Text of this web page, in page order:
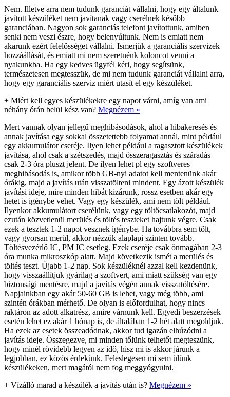
Nem. Illetve arra nem tudunk garanciát vállalni, hogy egy általunk
javított készüléket nem javítanak vagy cserélnek később
garanciában. Nagyon sok garanciás telefont javítottunk, amiben
senki nem veszi észre, hogy belenyúltunk. Nem is emiatt nem
akarunk ezért felelősséget vállalni. Ismerjük a garanciális szervizek
hozzáállását, és emiatt mi nem szeretnénk koloncot venni a
nyakunkba. Ha egy kedves ügyfél kéri, hogy segítsünk,
természetesen megtesszük, de mi nem tudunk garanciát vállalni arra,
hogy egy garanciális szerviz miért utasít el egy készüléket.
+ Miért kell egyes készülékekre egy napot várni, amíg van ami
néhány órán belül kész van? Megnézem »
Mert vannak olyan jellegű meghibásodások, ahol a hibakeresés és
annak javítása egy sokkal összetettebb folyamat annál, mint például
egy akkumulátor cseréje. Ilyen lehet például a ragasztott készülékek
javítása, ahol csak a szétszedés, majd összeragasztás és száradás
csak 2-3 óra pluszt jelent. De ilyen lehet pl egy szoftveres
meghibásodás is, amikor több GB-nyi adatot kell mentenünk akár
órákig, majd a javítás után visszatölteni mindent. Egy ázott készülék
javítási ideje, mire minden hibát kizárunk, rossz esetben akár egy
hetet is igénybe vehet. Vagy egy készülék, ami nem tölt például.
Ilyenkor akkumulátort cserélünk, vagy egy töltőcsatlakozót, majd
ezután közvetlenül merülés és töltés teszteket hajtunk végre. Csak
ezek a tesztek 1-2 napot vesznek igénybe. Ha továbbra sem tölt,
vagy gyorsan merül, akkor nézzük alaplapi szinten tovább.
Töltésvezérlő IC, PM IC esetleg. Ezek cseréje csak önmagában 2-3
óra munka mikroszkóp alatt. Majd következik ismét a merülés és
töltés teszt. Újabb 1-2 nap. Sok készüléknél azzal kell kezdenünk,
hogy visszaállítjuk gyárilag a szoftvert, ami miatt szükség van egy
biztonsági mentésre, majd a javítás végén annak visszatöltésére.
Napjainkban egy akár 50-60 GB is lehet, vagy még több, ami
szintén órákban mérhető. De olyan is előfordulhat, hogy nincs
raktáron az adott alkatrész, amire várnunk kell. Egyedi beszerzések
esetén lehet ez akár 1 hónap is, de általában 1-2 hét alatt megoldjuk.
Ha ezek az esetek összeadódnak, akkor tud igazán elhúzódni a
javítás ideje. Összegezve, mi minden tőlünk telhetőt megteszünk,
hogy minél rövidebb legyen az idő, hisz mi is akkor járunk a
legjobban, ez közös érdekünk. Feleslegesen mi sem ülünk
készülékeken, mert magától nem fog meggyógyulni.
+ Vízálló marad a készülék a javítás után is? Megnézem »